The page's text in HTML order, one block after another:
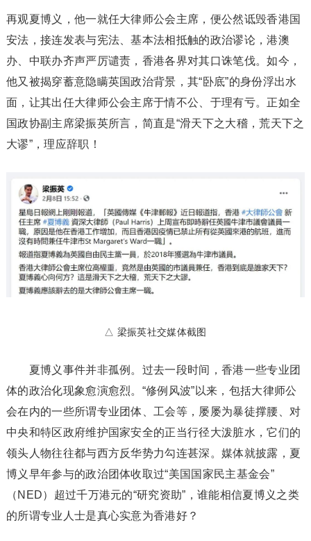
再观夏博义，他一就任大律师公会主席，便公然诋毁香港国
安法，接连发表与宪法、基本法相抵触的政治谬论，港澳
办、中联办齐声严厉谴责，香港各界对其口诛笔伐。如今，
他又被揭穿蓄意隐瞒英国政治背景，其“卧底”的身份浮出水
面，让其出任大律师公会主席于情不公、于理有亏。正如全
国政协副主席梁振英所言，简直是“滑天下之大稽，荒天下之
大谬”，理应辞职！
△ 梁振英社交媒体截图
夏博义事件并非孤例。过去一段时间，香港一些专业团
体的政治化现象愈演愈烈。“修例风波”以来，包括大律师公
会在内的一些所谓专业团体、工会等，屡屡为暴徒撑腰、对
中央和特区政府维护国家安全的正当行径大泼脏水，它们的
领头人物往往都与西方反华势力勾连甚深。媒体就披露，夏
博义早年参与的政治团体收取过“美国国家民主基金会”
（NED）超过千万港元的“研究资助”，谁能相信夏博义之类
的所谓专业人士是真心实意为香港好？